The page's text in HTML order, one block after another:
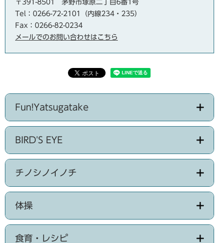
〒391-8501
茅野市塚原二丁目6番1号
Tel：0266-72-2101（内線234・235）
Fax：0266-82-0234
メールでのお問い合わせはこちら
Fun!Yatsugatake
BIRD'S EYE
チノシノイノチ
体操
食育・レシピ